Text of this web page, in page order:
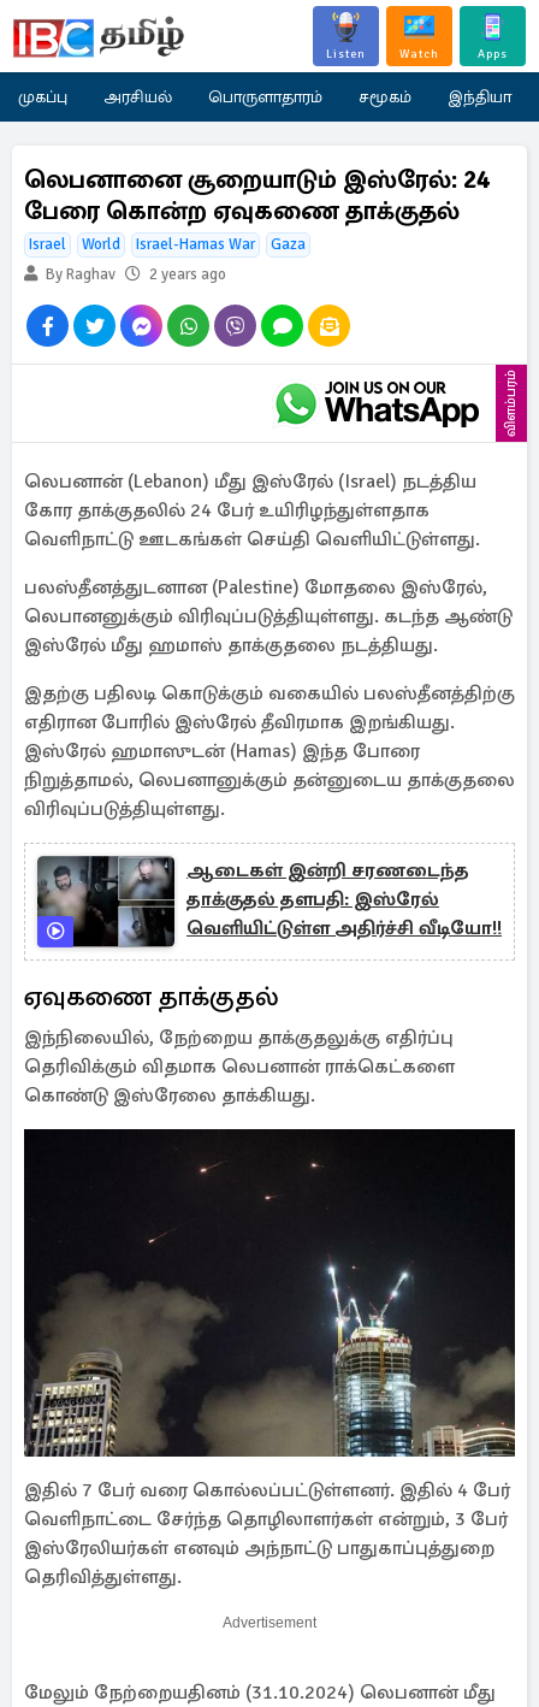
Listen Watch Apps
முகப்பு அரசியல் பொருளாதாரம் சமூகம் இந்தியா
லெபனானை சூறையாடும் இஸ்ரேல்: 24
பேரை கொன்ற ஏவுகணை தாக்குதல்
Israel World Israel-Hamas War
Gaza
By Raghav
2 years ago
விளம்பரம்
லெபனான் (Lebanon) மீது இஸ்ரேல் (Israel) நடத்திய
கோர தாக்குதலில் 24 பேர் உயிரிழந்துள்ளதாக
வெளிநாட்டு ஊடகங்கள் செய்தி வெளியிட்டுள்ளது.
பலஸ்தீனத்துடனான (Palestine) மோதலை இஸ்ரேல்,
லெபானனுக்கும் விரிவுப்படுத்தியுள்ளது. கடந்த ஆண்டு
இஸ்ரேல் மீது ஹமாஸ் தாக்குதலை நடத்தியது.
இதற்கு பதிலடி கொடுக்கும் வகையில் பலஸ்தீனத்திற்கு
எதிரான போரில் இஸ்ரேல் தீவிரமாக இறங்கியது.
இஸ்ரேல் ஹமாஸுடன் (Hamas) இந்த போரை
நிறுத்தாமல், லெபனானுக்கும் தன்னுடைய தாக்குதலை
விரிவுப்படுத்தியுள்ளது.
ஆடைகள் இன்றி சரணடைந்த
தாக்குதல் தளபதி: இஸ்ரேல்
வெளியிட்டுள்ள அதிர்ச்சி வீடியோ!!
ஏவுகணை தாக்குதல்
இந்நிலையில், நேற்றைய தாக்குதலுக்கு எதிர்ப்பு
தெரிவிக்கும் விதமாக லெபனான் ராக்கெட்களை
கொண்டு இஸ்ரேலை தாக்கியது.
இதில் 7 பேர் வரை கொல்லப்பட்டுள்ளனர். இதில் 4 பேர்
வெளிநாட்டை சேர்ந்த தொழிலாளர்கள் என்றும், 3 பேர்
இஸ்ரேலியர்கள் எனவும் அந்நாட்டு பாதுகாப்புத்துறை
தெரிவித்துள்ளது.
Advertisement
மேலும் நேற்றையதினம் (31.10.2024) லெபனான் மீது